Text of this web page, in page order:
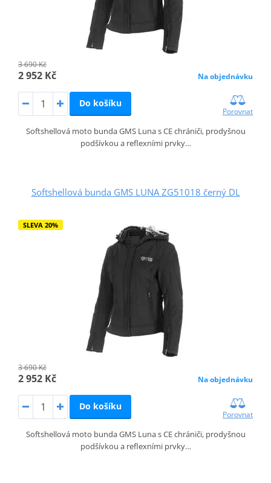
3 690 Kč
2 952 Kč Na objednávku
Do košíku
Porovnat
Softshellová moto bunda GMS Luna s CE chrániči, prodyšnou
podšívkou a reflexními prvky…
Softshellová bunda GMS LUNA ZG51018 černý DL
SLEVA 20%
3 690 Kč
2 952 Kč Na objednávku
Do košíku
Porovnat
Softshellová moto bunda GMS Luna s CE chrániči, prodyšnou
podšívkou a reflexními prvky…